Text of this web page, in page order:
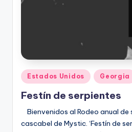
Publicado
en
Estados Unidos Georgia
Festín de serpientes
Bienvenidos al Rodeo anual de
cascabel de Mystic. ‘Festín de